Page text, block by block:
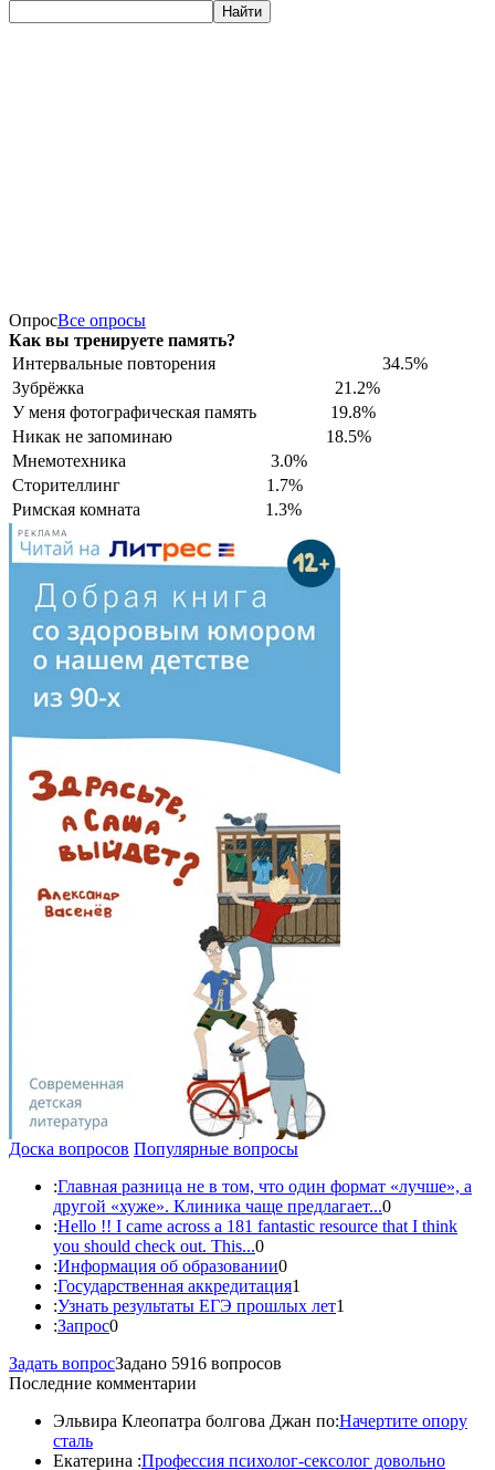
Найти
ОпросВсе опросы
Как вы тренируете память?
Интервальные повторения
34.5%
Зубрёжка
21.2%
У меня фотографическая память
19.8%
Никак не запоминаю
18.5%
Мнемотехника
3.0%
Сторителлинг
1.7%
Римская комната
1.3%
РЕКЛАМА
Доска вопросов Популярные вопросы
:Главная разница не в том, что один формат «лучше», а
другой «хуже». Клиника чаще предлагает...0
:Hello !! I came across a 181 fantastic resource that I think
you should check out. This...0
:Информация об образовании0
:Государственная аккредитация1
:Узнать результаты ЕГЭ прошлых лет1
:Запрос0
Задать вопросЗадано 5916 вопросов
Последние комментарии
Эльвира Клеопатра болгова Джан по:Начертите опору
сталь
Екатерина :Профессия психолог-сексолог довольно